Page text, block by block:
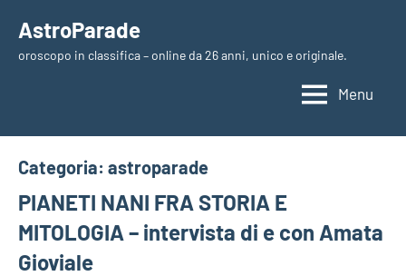
contenuto
AstroParade
oroscopo in classifica – online da 26 anni, unico e originale.
Menu
Categoria: astroparade
PIANETI NANI FRA STORIA E
MITOLOGIA – intervista di e con Amata
Gioviale